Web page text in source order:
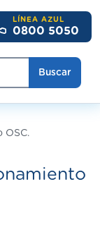
Buscar
LÍNEA AZUL
0800 5050
OSC.